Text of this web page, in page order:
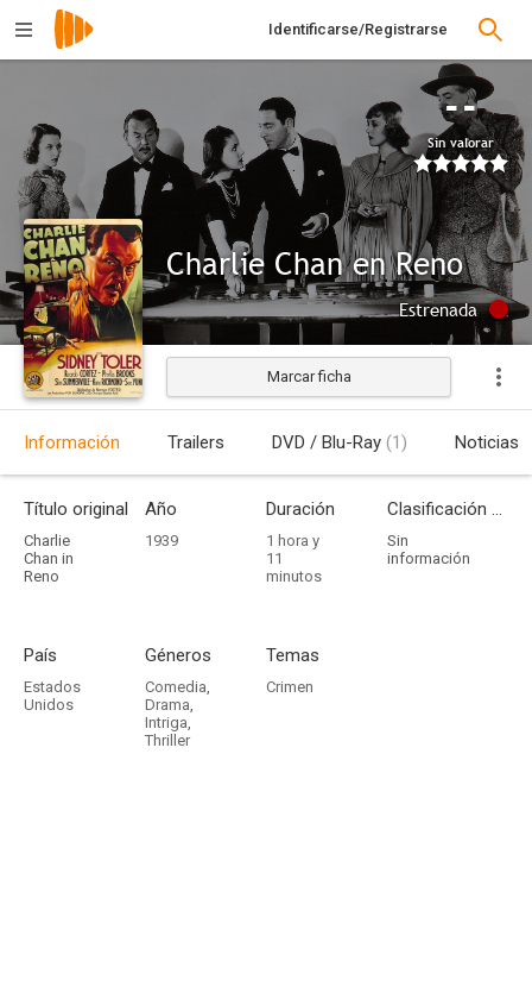
Identificarse/Registrarse
--
Sin valorar
Charlie Chan en Reno
Estrenada
Marcar ficha
Información Trailers DVD / Blu-Ray (1) Noticias
Título original
Charlie
Chan in
Reno
Año
1939
Duración
1 hora y
11
minutos
Clasificación por edades
Sin
información
País
Estados
Unidos
Géneros
Comedia,
Drama,
Intriga,
Thriller
Temas
Crimen